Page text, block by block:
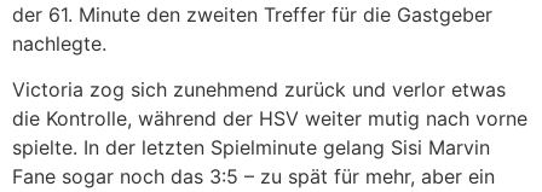
der 61. Minute den zweiten Treffer für die Gastgeber
nachlegte.
Victoria zog sich zunehmend zurück und verlor etwas
die Kontrolle, während der HSV weiter mutig nach vorne
spielte. In der letzten Spielminute gelang Sisi Marvin
Fane sogar noch das 3:5 – zu spät für mehr, aber ein